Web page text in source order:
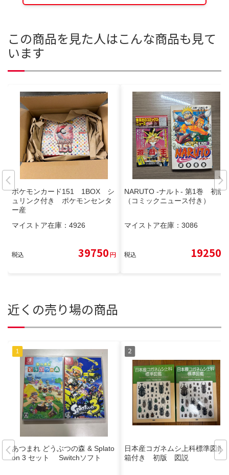
この商品を見た人はこんな商品も見て
います
ポケモンカード151 1BOX シ
ュリンク付き ポケモンセンタ
ー産
マイストア在庫： 4926
税込 39750円
NARUTO -ナルト- 第1巻 初版
（コミックニュース付き）
マイストア在庫： 3086
税込 19250
近くの売り場の商品
あつまれ どうぶつの森 & Splato
on 3 セット Switchソフト
日本産コガネムシ上科標準図鑑
箱付き 初版 図説